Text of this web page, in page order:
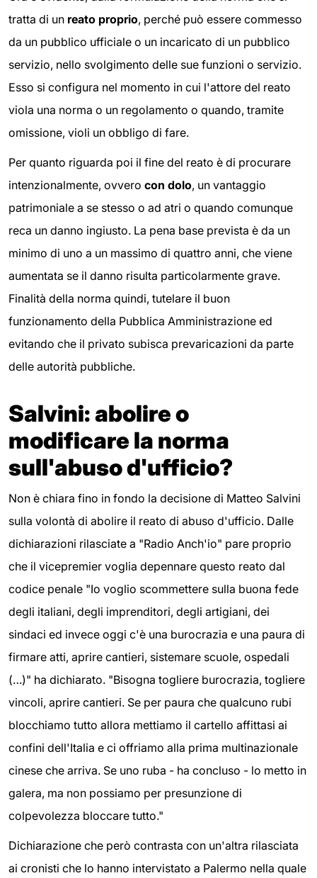
tratta di un reato proprio, perché può essere commesso
da un pubblico ufficiale o un incaricato di un pubblico
servizio, nello svolgimento delle sue funzioni o servizio.
Esso si configura nel momento in cui l'attore del reato
viola una norma o un regolamento o quando, tramite
omissione, violi un obbligo di fare.
Per quanto riguarda poi il fine del reato è di procurare
intenzionalmente, ovvero con dolo, un vantaggio
patrimoniale a se stesso o ad atri o quando comunque
reca un danno ingiusto. La pena base prevista è da un
minimo di uno a un massimo di quattro anni, che viene
aumentata se il danno risulta particolarmente grave.
Finalità della norma quindi, tutelare il buon
funzionamento della Pubblica Amministrazione ed
evitando che il privato subisca prevaricazioni da parte
delle autorità pubbliche.
Salvini: abolire o
modificare la norma
sull'abuso d'ufficio?
Non è chiara fino in fondo la decisione di Matteo Salvini
sulla volontà di abolire il reato di abuso d'ufficio. Dalle
dichiarazioni rilasciate a "Radio Anch'io" pare proprio
che il vicepremier voglia depennare questo reato dal
codice penale "Io voglio scommettere sulla buona fede
degli italiani, degli imprenditori, degli artigiani, dei
sindaci ed invece oggi c'è una burocrazia e una paura di
firmare atti, aprire cantieri, sistemare scuole, ospedali
(…)" ha dichiarato. "Bisogna togliere burocrazia, togliere
vincoli, aprire cantieri. Se per paura che qualcuno rubi
blocchiamo tutto allora mettiamo il cartello affittasi ai
confini dell'Italia e ci offriamo alla prima multinazionale
cinese che arriva. Se uno ruba - ha concluso - lo metto in
galera, ma non possiamo per presunzione di
colpevolezza bloccare tutto."
Dichiarazione che però contrasta con un'altra rilasciata
ai cronisti che lo hanno intervistato a Palermo nella quale